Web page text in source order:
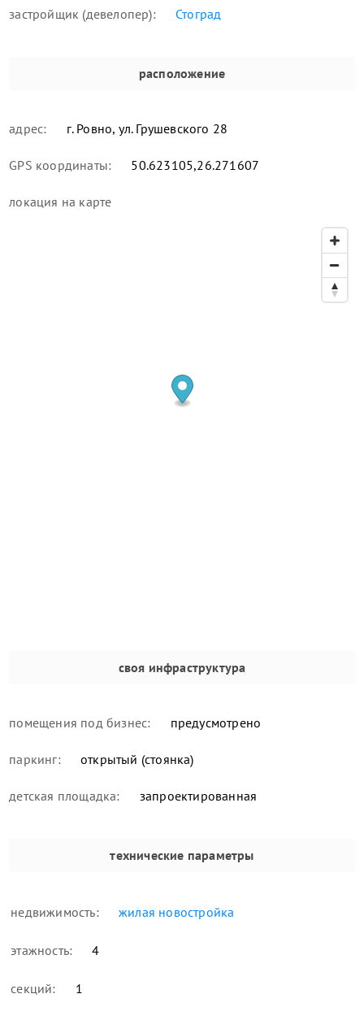
застройщик (девелопер): Стоград
расположение
адрес: г. Ровно, ул. Грушевского 28
GPS координаты: 50.623105,26.271607
локация на карте
своя инфраструктура
помещения под бизнес: предусмотрено
паркинг: открытый (стоянка)
детская площадка: запроектированная
технические параметры
недвижимость: жилая новостройка
этажность: 4
секций: 1